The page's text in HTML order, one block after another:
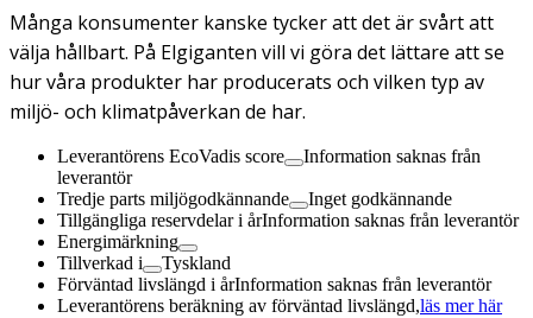
Många konsumenter kanske tycker att det är svårt att
välja hållbart. På Elgiganten vill vi göra det lättare att se
hur våra produkter har producerats och vilken typ av
miljö- och klimatpåverkan de har.
Leverantörens EcoVadis score
Information saknas från
leverantör
Tredje parts miljögodkännande
Inget godkännande
Tillgängliga reservdelar i årInformation saknas från leverantör
Energimärkning
Tillverkad i
Tyskland
Förväntad livslängd i årInformation saknas från leverantör
Leverantörens beräkning av förväntad livslängd,läs mer här